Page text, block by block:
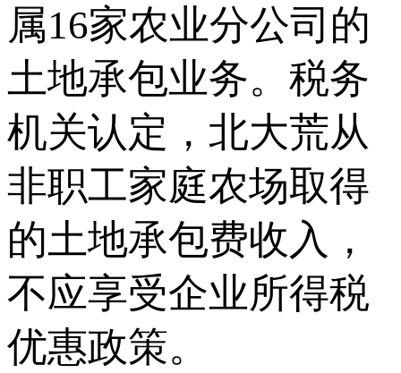
属16家农业分公司的
土地承包业务。税务
机关认定，北大荒从
非职工家庭农场取得
的土地承包费收入，
不应享受企业所得税
优惠政策。